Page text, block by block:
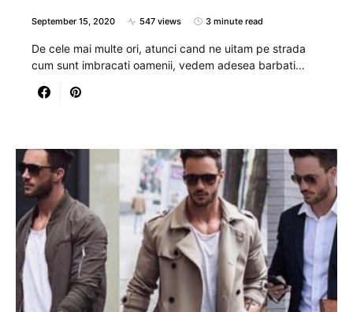
September 15, 2020 547 views 3 minute read
De cele mai multe ori, atunci cand ne uitam pe strada
cum sunt imbracati oamenii, vedem adesea barbati…